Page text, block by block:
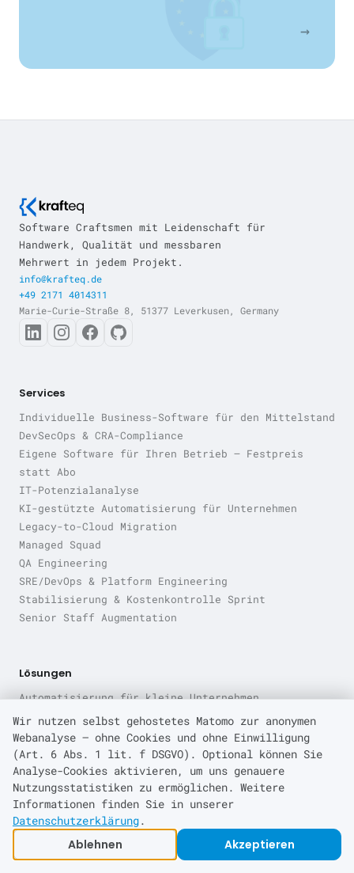
→
Software Craftsmen mit Leidenschaft für
Handwerk, Qualität und messbaren
Mehrwert in jedem Projekt.
info@krafteq.de
+49 2171 4014311
Marie-Curie-Straße 8, 51377 Leverkusen, Germany
Services
Individuelle Business-Software für den Mittelstand
DevSecOps & CRA-Compliance
Eigene Software für Ihren Betrieb — Festpreis
statt Abo
IT-Potenzialanalyse
KI-gestützte Automatisierung für Unternehmen
Legacy-to-Cloud Migration
Managed Squad
QA Engineering
SRE/DevOps & Platform Engineering
Stabilisierung & Kostenkontrolle Sprint
Senior Staff Augmentation
Lösungen
Automatisierung für kleine Unternehmen
Cloud-Kosten optimieren
CRA-Compliance-Druck bei produzierenden
Unternehmen
DevOps- & Infrastruktur-Komplexität beherrschen
Digitale Souveränität und EU-Datenkontrolle
Entwicklung skalieren ohne Festanstellungen
IT-Fachkräftemangel überwinden
Handwerker-Digitalisierung — eigene Software statt
Abo-Software
Wir nutzen selbst gehostetes Matomo zur anonymen
Webanalyse — ohne Cookies und ohne Einwilligung
(Art. 6 Abs. 1 lit. f DSGVO). Optional können Sie
Analyse-Cookies aktivieren, um uns genauere
Nutzungsstatistiken zu ermöglichen. Weitere
Informationen finden Sie in unserer
Datenschutzerklärung.
Ablehnen Akzeptieren